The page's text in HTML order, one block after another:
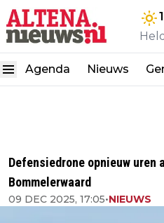
Agenda Nieuws
Defensiedrone opnieuw uren
Bommelerwaard
09 DEC 2025, 17:05•NIEUWS